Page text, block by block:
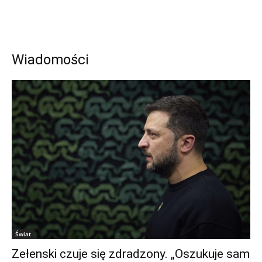
Wiadomości
Świat
Zełenski czuje się zdradzony. „Oszukuje sam